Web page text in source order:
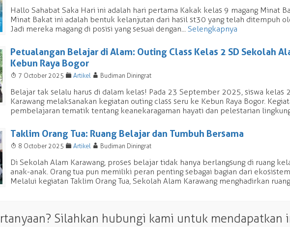
Hallo Sahabat Saka Hari ini adalah hari pertama Kakak kelas 9 magang Minat
Minat Bakat ini adalah bentuk kelanjutan dari hasil st30 yang telah ditempuh
Jadi mereka magang di posisi yang sesuai dengan... Selengkapnya
Petualangan Belajar di Alam: Outing Class Kelas 2 SD Sekolah
Kebun Raya Bogor
T 7 October 2025 F Artikel A Budiman Diningrat
Belajar tak selalu harus di dalam kelas! Pada 23 September 2025, siswa kelas
Karawang melaksanakan kegiatan outing class seru ke Kebun Raya Bogor.
pembelajaran tematik tentang keanekaragaman hayati dan pelestarian
Taklim Orang Tua: Ruang Belajar dan Tumbuh Bersama
T 8 October 2025 F Artikel A Budiman Diningrat
Di Sekolah Alam Karawang, proses belajar tidak hanya berlangsung di ruang
anak-anak. Orang tua pun memiliki peran penting sebagai bagian dari
Melalui kegiatan Taklim Orang Tua, Sekolah Alam Karawang menghadirkan
Silahkan hubungi kami untuk mendapatkan